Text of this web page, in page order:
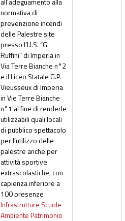
normativa di
prevenzione incendi
delle Palestre site
presso l’I.I.S. “G.
Ruffini” di Imperia in
Via Terre Bianche n°2
e il Liceo Statale G.P.
Vieusseux di Imperia
in Vie Terre Bianche
n°1 al fine di renderle
utilizzabili quali locali
di pubblico spettacolo
per l’utilizzo delle
palestre anche per
attività sportive
extrascolastiche, con
capienza inferiore a
100 presenze
Infrastrutture Scuole
Ambiente Patrimonio